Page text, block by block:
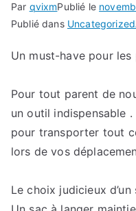
Par qvixmPublié le
Publié dans Uncategorized
Un must-have pour
Pour tout parent de
un outil indispensable .
pour transporter tout
lors de vos
Le choix judicieux d’un